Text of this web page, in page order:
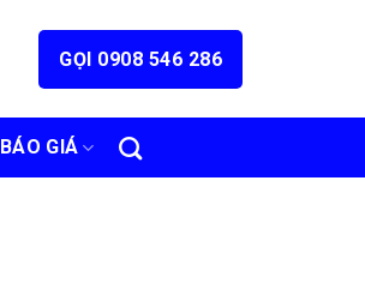
GỌI 0908 546 286
BÁO GIÁ